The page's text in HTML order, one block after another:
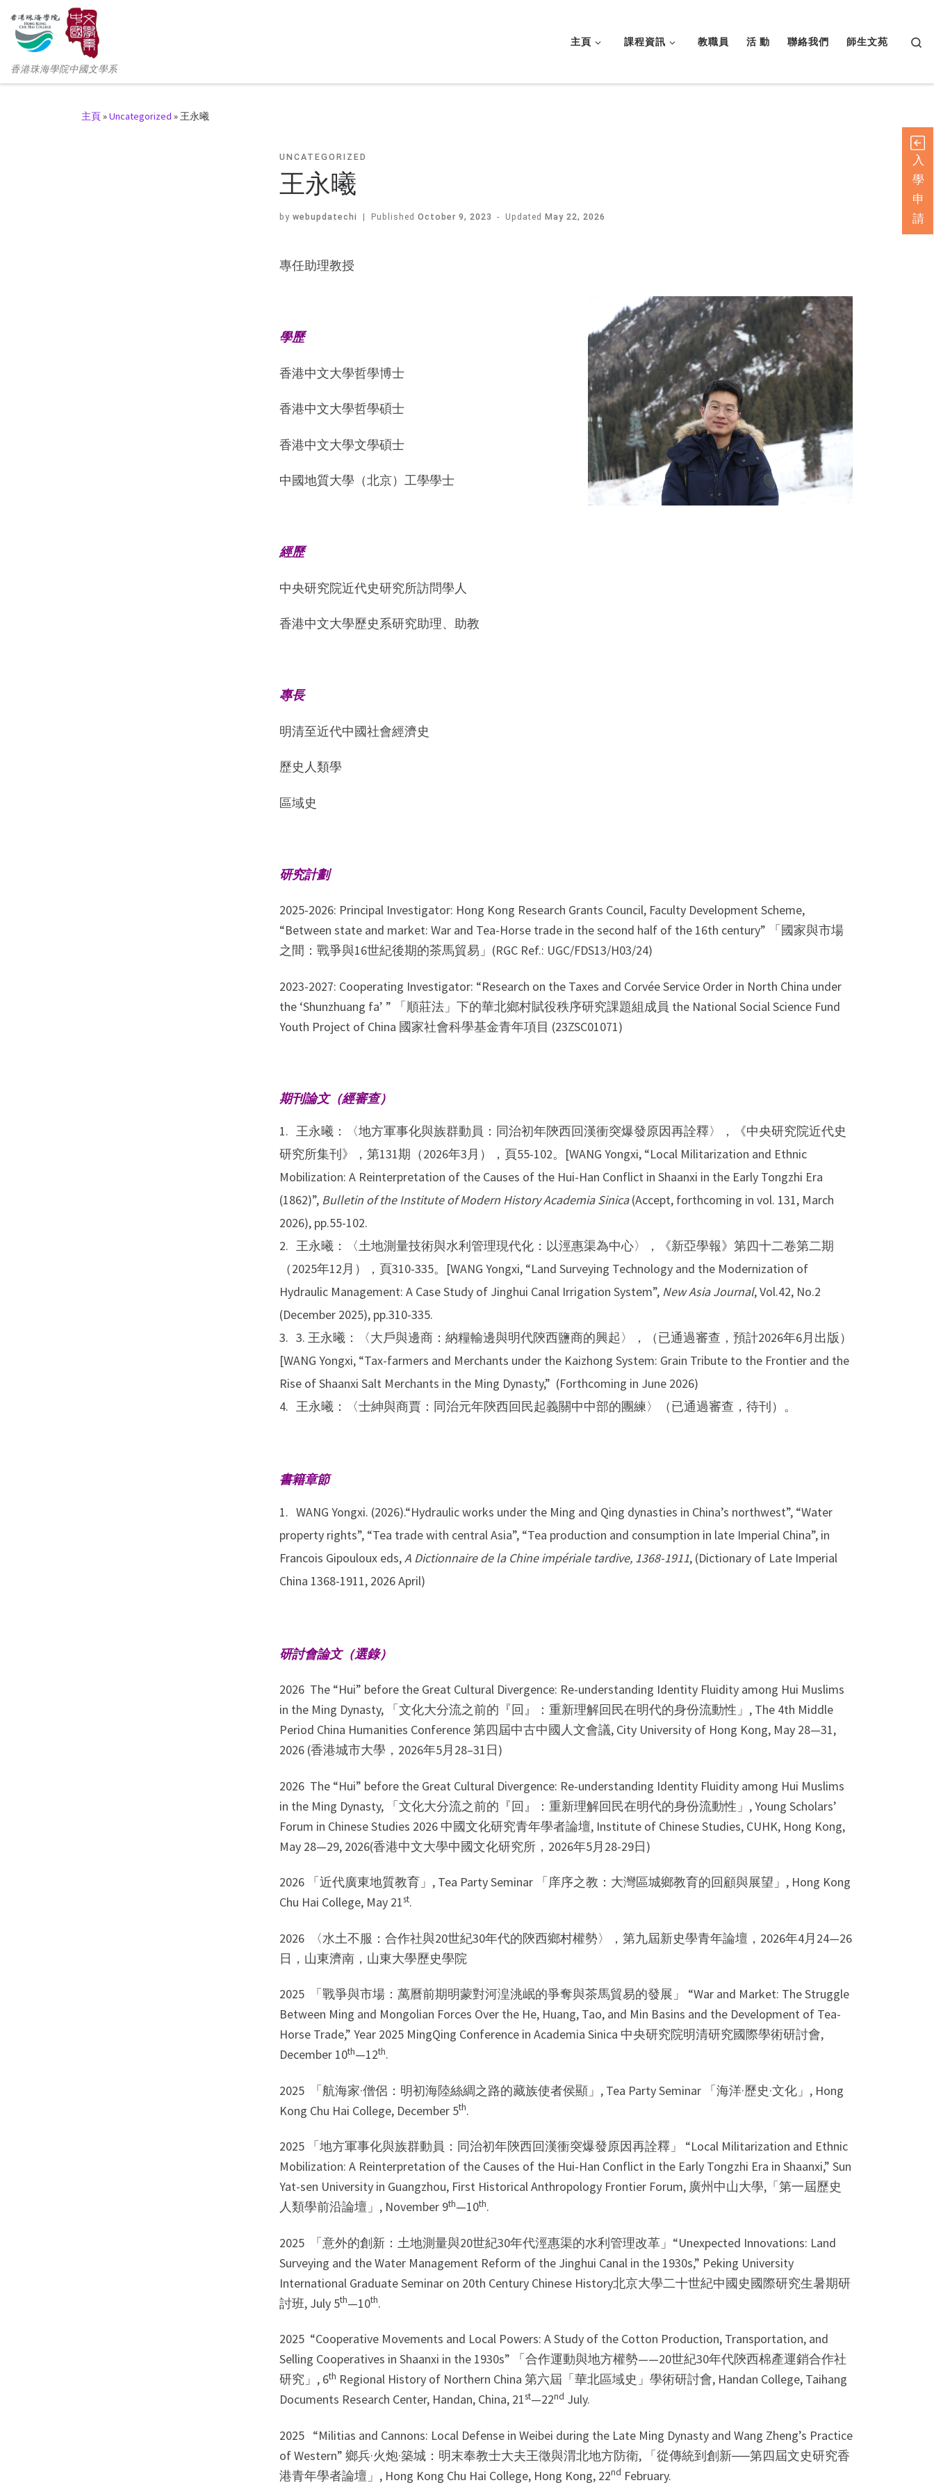
香港珠海學院中國文學系
主頁 課程資訊 教職員 活 動 聯絡我們 師生文苑
主頁»Uncategorized »王永曦
UNCATEGORIZED
王永曦
by webupdatechi | Published October 9, 2023 - UpdatedMay 22, 2026
專任助理教授
學歷
香港中文大學哲學博士
香港中文大學哲學碩士
香港中文大學文學碩士
中國地質大學（北京）工學學士
經歷
中央研究院近代史研究所訪問學人
香港中文大學歷史系研究助理、助教
專長
明清至近代中國社會經濟史
歷史人類學
區域史
研究計劃
2025-2026: Principal Investigator: Hong Kong Research Grants Council, Faculty Development Scheme,
“Between state and market: War and Tea-Horse trade in the second half of the 16th century” 「國家與市場
之間：戰爭與16世紀後期的茶馬貿易」(RGC Ref.: UGC/FDS13/H03/24)
2023-2027: Cooperating Investigator: “Research on the Taxes and Corvée Service Order in North China under
the ‘Shunzhuang fa’ ” 「順莊法」下的華北鄉村賦役秩序研究課題組成員 the National Social Science Fund
Youth Project of China 國家社會科學基金青年項目 (23ZSC01071)
期刊論文（經審查）
王永曦：〈地方軍事化與族群動員：同治初年陝西回漢衝突爆發原因再詮釋〉，《中央研究院近代史
研究所集刊》，第131期（2026年3月），頁55-102。[WANG Yongxi, “Local Militarization and Ethnic
Mobilization: A Reinterpretation of the Causes of the Hui-Han Conflict in Shaanxi in the Early Tongzhi Era
(1862)”, Bulletin of the Institute of Modern History Academia Sinica(Accept, forthcoming in vol. 131, March
2026), pp.55-102.
王永曦：〈土地測量技術與水利管理現代化：以涇惠渠為中心〉，《新亞學報》第四十二卷第二期
（2025年12月），頁310-335。[WANG Yongxi, “Land Surveying Technology and the Modernization of
Hydraulic Management: A Case Study of Jinghui Canal Irrigation System”, New Asia Journal, Vol.42, No.2
(December 2025), pp.310-335.
3. 王永曦：〈大戶與邊商：納糧輸邊與明代陝西鹽商的興起〉，（已通過審查，預計2026年6月出版）
[WANG Yongxi, “Tax-farmers and Merchants under the Kaizhong System: Grain Tribute to the Frontier and the
Rise of Shaanxi Salt Merchants in the Ming Dynasty,” (Forthcoming in June 2026)
王永曦：〈士紳與商賈：同治元年陝西回民起義關中中部的團練〉（已通過審查，待刊）。
書籍章節
WANG Yongxi. (2026).“Hydraulic works under the Ming and Qing dynasties in China’s northwest”, “Water
property rights”, “Tea trade with central Asia”, “Tea production and consumption in late Imperial China”, in
Francois Gipouloux eds,A Dictionnaire de la Chine impériale tardive, 1368-1911, (Dictionary of Late Imperial
China 1368-1911, 2026 April)
研討會論文（選錄）
2026 The “Hui” before the Great Cultural Divergence: Re-understanding Identity Fluidity among Hui Muslims
in the Ming Dynasty, 「文化大分流之前的『回』：重新理解回民在明代的身份流動性」, The 4th Middle
Period China Humanities Conference 第四屆中古中國人文會議, City University of Hong Kong, May 28—31,
2026 (香港城市大學，2026年5月28–31日)
2026 The “Hui” before the Great Cultural Divergence: Re-understanding Identity Fluidity among Hui Muslims
in the Ming Dynasty, 「文化大分流之前的『回』：重新理解回民在明代的身份流動性」, Young Scholars’
Forum in Chinese Studies 2026 中國文化研究青年學者論壇, Institute of Chinese Studies, CUHK, Hong Kong,
May 28—29, 2026(香港中文大學中國文化研究所，2026年5月28-29日)
2026 「近代廣東地質教育」, Tea Party Seminar 「庠序之教：大灣區城鄉教育的回顧與展望」, Hong Kong
Chu Hai College, May 21st.
2026 〈水土不服：合作社與20世紀30年代的陝西鄉村權勢〉，第九屆新史學青年論壇，2026年4月24—26
日，山東濟南，山東大學歷史學院
2025 「戰爭與市場：萬曆前期明蒙對河湟洮岷的爭奪與茶馬貿易的發展」 “War and Market: The Struggle
Between Ming and Mongolian Forces Over the He, Huang, Tao, and Min Basins and the Development of Tea-
Horse Trade,” Year 2025 MingQing Conference in Academia Sinica 中央研究院明清研究國際學術研討會,
December 10th—12th.
2025 「航海家·僧侶：明初海陸絲綢之路的藏族使者侯顯」, Tea Party Seminar 「海洋·歷史·文化」, Hong
Kong Chu Hai College, December 5th.
2025 「地方軍事化與族群動員：同治初年陝西回漢衝突爆發原因再詮釋」 “Local Militarization and Ethnic
Mobilization: A Reinterpretation of the Causes of the Hui-Han Conflict in the Early Tongzhi Era in Shaanxi,” Sun
Yat-sen University in Guangzhou, First Historical Anthropology Frontier Forum, 廣州中山大學,「第一屆歷史
人類學前沿論壇」, November 9th—10th.
2025 「意外的創新：土地測量與20世紀30年代涇惠渠的水利管理改革」“Unexpected Innovations: Land
Surveying and the Water Management Reform of the Jinghui Canal in the 1930s,” Peking University
International Graduate Seminar on 20th Century Chinese History北京大學二十世紀中國史國際研究生暑期研
討班, July 5th—10th.
2025 “Cooperative Movements and Local Powers: A Study of the Cotton Production, Transportation, and
Selling Cooperatives in Shaanxi in the 1930s” 「合作運動與地方權勢——20世紀30年代陝西棉產運銷合作社
研究」, 6th Regional History of Northern China 第六屆「華北區域史」學術研討會, Handan College, Taihang
Documents Research Center, Handan, China, 21st—22nd July.
2025 “Militias and Cannons: Local Defense in Weibei during the Late Ming Dynasty and Wang Zheng’s Practice
of Western” 鄉兵·火炮·築城：明末奉教士大夫王徵與渭北地方防衛, 「從傳統到創新──第四屆文史研究香
港青年學者論壇」, Hong Kong Chu Hai College, Hong Kong, 22nd February.
入
學
申
請